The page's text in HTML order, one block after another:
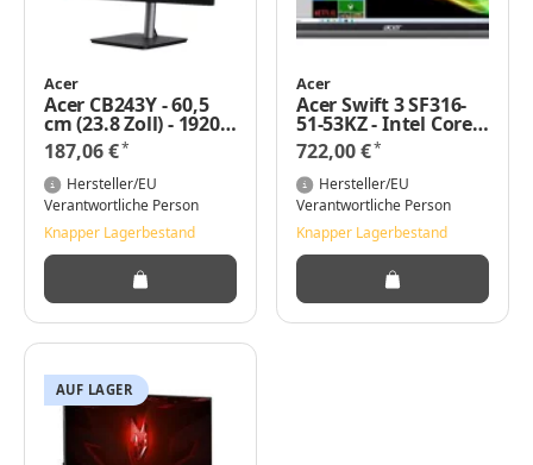
Acer
Acer CB243Y - 60,5
cm (23.8 Zoll) - 1920 x
1080 Pixel - Wide
Quad HD - 4 ms -
Schwarz
187,06 €*
Hersteller/EU
Verantwortliche Person
Knapper Lagerbestand
Acer
Acer Swift 3 SF316-
51-53KZ - Intel Core
i5 - 3,1 GHz - 40,9 cm
(16.1 Zoll) - 1920 x
1080 Pixel - 16 GB -
512 GB
722,00 €*
Hersteller/EU
Verantwortliche Person
Knapper Lagerbestand
AUF LAGER